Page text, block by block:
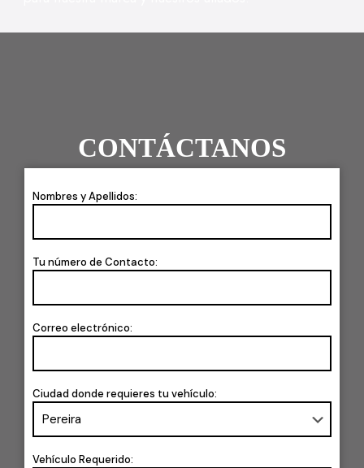
CONTÁCTANOS
Nombres y Apellidos:
Tu número de Contacto:
Correo electrónico:
Ciudad donde requieres tu vehículo:
Vehículo Requerido: